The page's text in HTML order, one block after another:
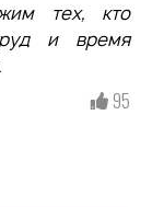
тех, кто
и время
95